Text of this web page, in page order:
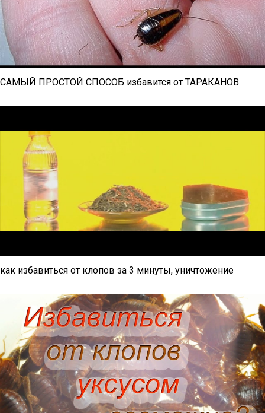
САМЫЙ ПРОСТОЙ СПОСОБ избавится от ТАРАКАНОВ
как избавиться от клопов за 3 минуты, уничтожение